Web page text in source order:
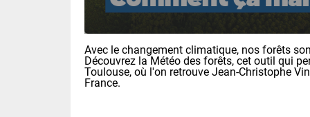
Avec le changement climatique, nos forêts
Découvrez la Météo des forêts, cet outil qui
Toulouse, où l'on retrouve Jean-Christophe
France.